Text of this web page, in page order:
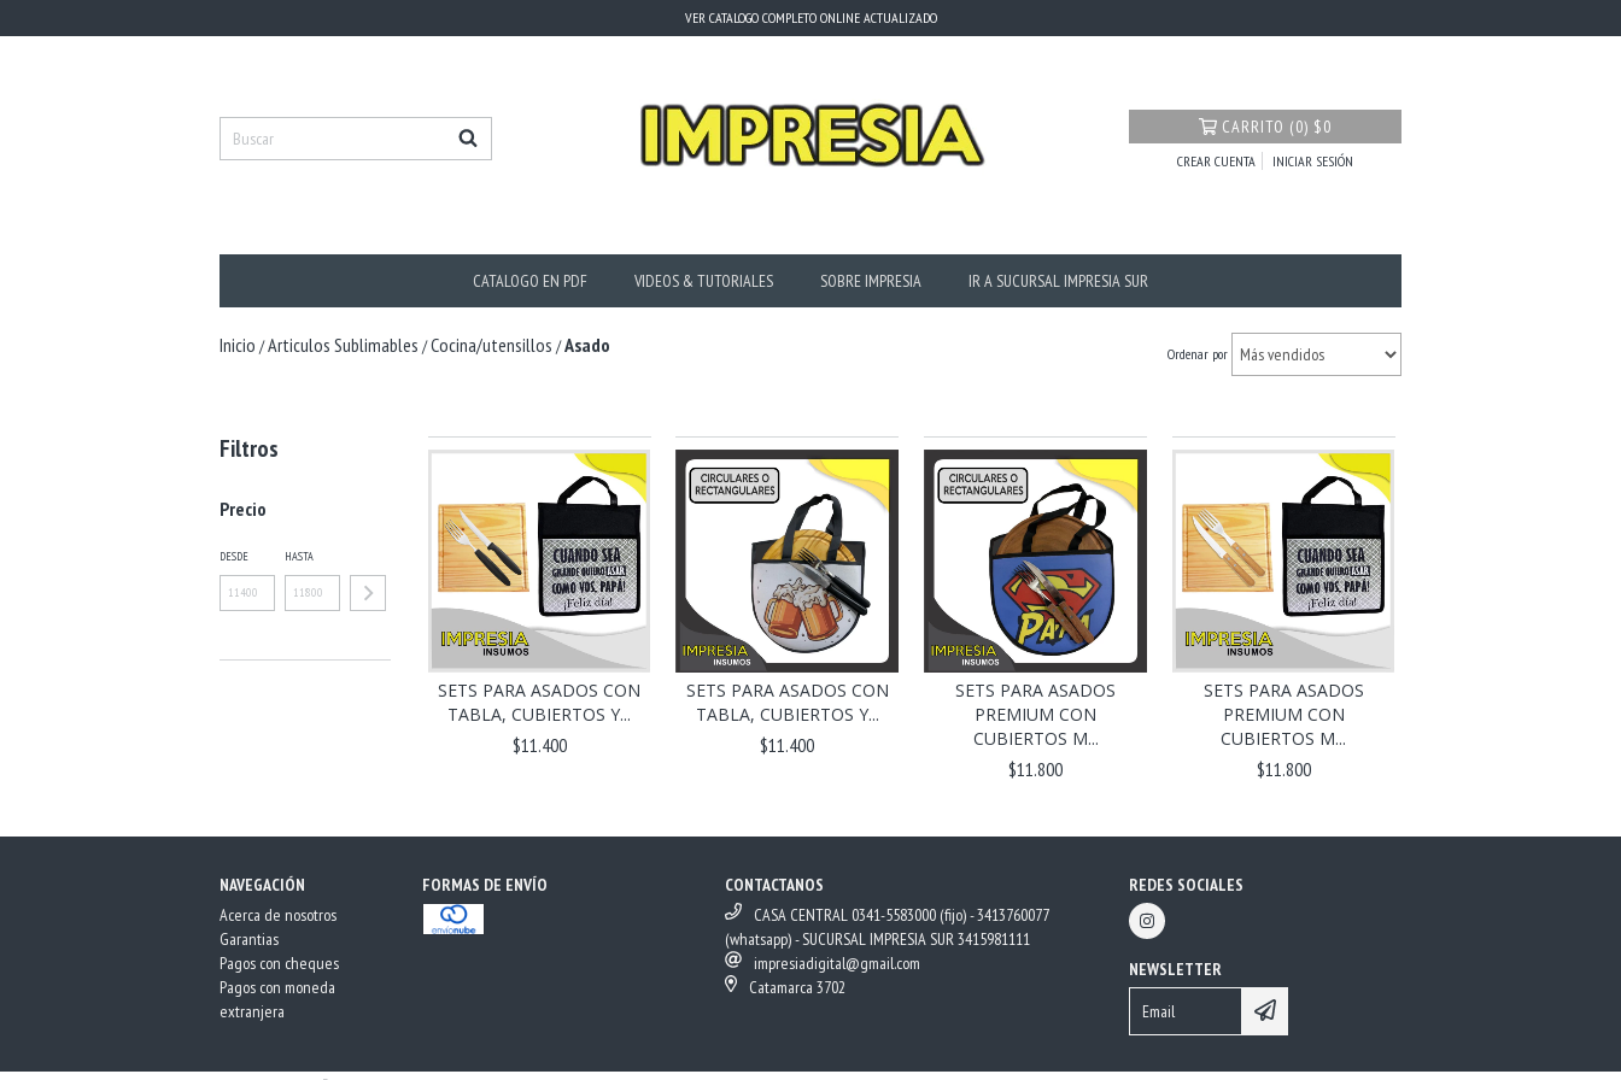
VER CATALOGO COMPLETO ONLINE ACTUALIZADO
CARRITO (0) $0
CREAR CUENTA INICIAR SESIÓN
CATALOGO EN PDF VIDEOS & TUTORIALES SOBRE IMPRESIA IR A SUCURSAL IMPRESIA SUR
Inicio /Articulos Sublimables /Cocina/utensillos /Asado Ordenar por
Filtros
Precio
DESDE HASTA
SETS PARA ASADOS CON
TABLA, CUBIERTOS Y...
$11.400
SETS PARA ASADOS CON
TABLA, CUBIERTOS Y...
$11.400
SETS PARA ASADOS
PREMIUM CON
CUBIERTOS M...
$11.800
SETS PARA ASADOS
PREMIUM CON
CUBIERTOS M...
$11.800
NAVEGACIÓN
Acerca de nosotros
Garantias
Pagos con cheques
Pagos con moneda
extranjera
FORMAS DE ENVÍO
CONTACTANOS
CASA CENTRAL 0341-5583000 (fijo) - 3413760077
(whatsapp) - SUCURSAL IMPRESIA SUR 3415981111
impresiadigital@gmail.com
Catamarca 3702
REDES SOCIALES
NEWSLETTER